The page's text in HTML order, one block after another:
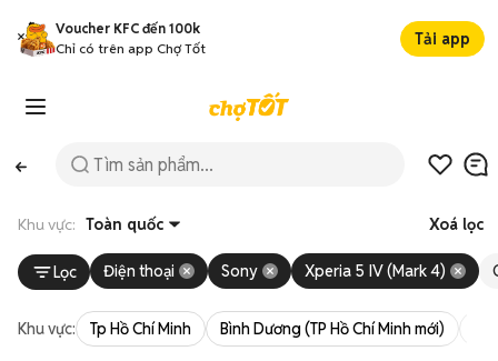
Voucher KFC đến 100k
Chỉ có trên app Chợ Tốt
Tải app
Khu vực: Toàn quốc Xoá lọc
Lọc Điện thoại Sony Xperia 5 IV (Mark 4)
Khu vực: Tp Hồ Chí Minh Bình Dương (TP Hồ Chí Minh mới)